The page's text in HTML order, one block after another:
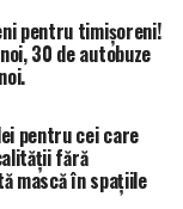
pentru timișoreni!
30 de autobuze
pentru cei care
fără
mască în spațiile